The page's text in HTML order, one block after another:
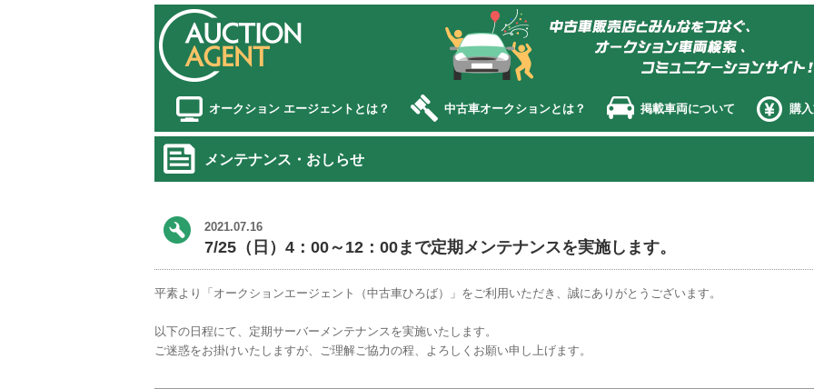
オークション エージェント
オークション エージェントとは？ 中古車オークションとは？ 掲載車両について 購
メンテナンス・おしらせ
2021.07.16
7/25（日）4：00～12：00まで定期メンテナンスを実施します。
平素より「オークションエージェント（中古車ひろば）」をご利用いただき、誠にありがとうございます。
以下の日程にて、定期サーバーメンテナンスを実施いたします。
ご迷惑をお掛けいたしますが、ご理解ご協力の程、よろしくお願い申し上げます。